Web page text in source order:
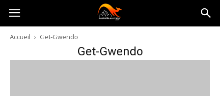
Australia-
australie.com
Accueil Get-Gwendo
Get-Gwendo